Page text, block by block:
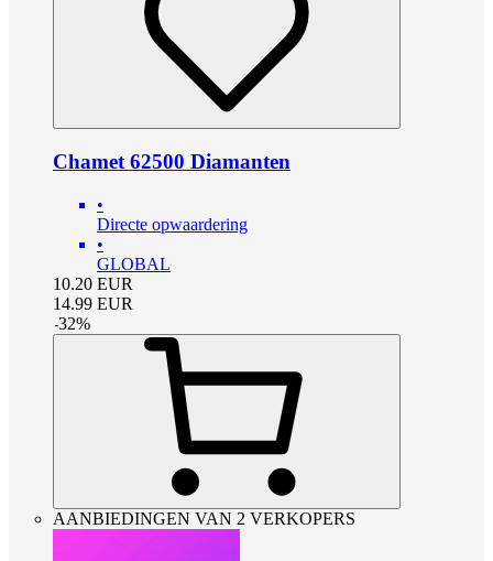
Chamet 62500 Diamanten
•
Directe opwaardering
•
GLOBAL
10.20 EUR
14.99 EUR
-32%
AANBIEDINGEN VAN 2 VERKOPERS